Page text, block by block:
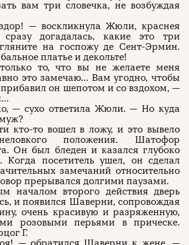
вам три словечка, не возбуждая
— воскликнула Жюли, краснея
догадалась, какие это три
на госпожу де Сент-Эрмин.
платье и декольте!
то, что вы не желаете меня
это замечаю… Вам угодно, чтобы
он шепотом и со вздохом, —
— сухо ответила Жюли. — Но куда
кто-то вошел в ложу, и это вывело
положения. Шатофор
Он был бледен и казался глубоко
Когда посетитель ушел, он сделал
замечаний относительно
прерывался долгими паузами.
началом второго действия дверь
и появился Шаверни, сопровождая
очень красивую и разряженную,
розовыми перьями в прическе.
Г.